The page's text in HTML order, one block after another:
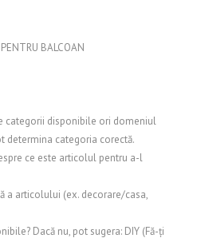
BALCOAN
categorii disponibile ori domeniul
determina categoria corectă.
ce este articolul pentru a-l
a articolului (ex. decorare/casa,
Dacă nu, pot sugera: DIY (Fă-ți